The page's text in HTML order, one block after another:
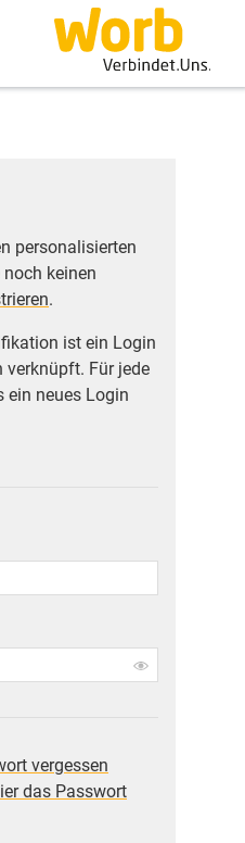
personalisierten
noch keinen
.
ist ein Login
verknüpft. Für jede
ein neues Login
vergessen
das Passwort